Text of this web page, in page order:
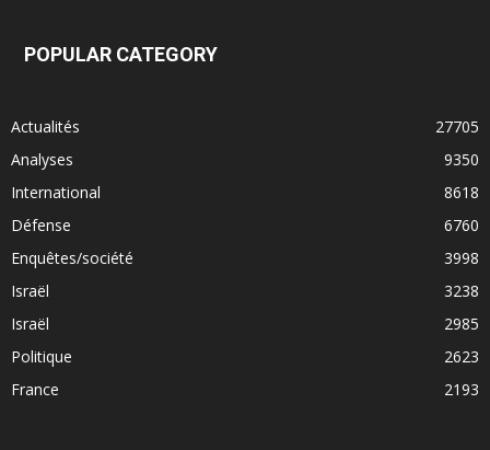
POPULAR CATEGORY
Actualités
27705
Analyses
9350
International
8618
Défense
6760
Enquêtes/société
3998
Israël
3238
Israël
2985
Politique
2623
France
2193